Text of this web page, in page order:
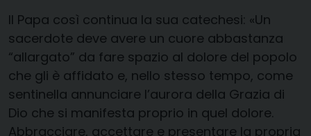
Il Papa così continua la sua catechesi: «Un
sacerdote deve avere un cuore abbastanza
“allargato” da fare spazio al dolore del popolo
che gli è affidato e, nello stesso tempo, come
sentinella annunciare l’aurora della Grazia di
Dio che si manifesta proprio in quel dolore.
Abbracciare, accettare e presentare la propria